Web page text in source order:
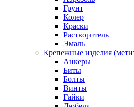
Грунт
Колер
Краски
Растворитель
Эмаль
Крепежные изделия
Анкеры
Биты
Болты
Винты
Гайки